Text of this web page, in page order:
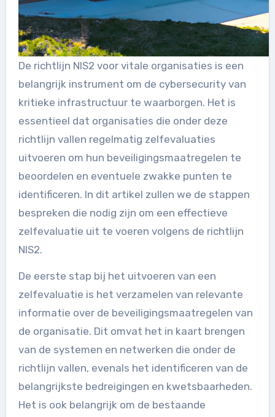
De richtlijn NIS2 voor vitale organisaties is een
belangrijk instrument om de cybersecurity van
kritieke infrastructuur te waarborgen. Het is
essentieel dat organisaties die onder deze
richtlijn vallen regelmatig zelfevaluaties
uitvoeren om hun beveiligingsmaatregelen te
beoordelen en eventuele zwakke punten te
identificeren. In dit artikel zullen we de stappen
bespreken die nodig zijn om een effectieve
zelfevaluatie uit te voeren volgens de richtlijn
NIS2.
De eerste stap bij het uitvoeren van een
zelfevaluatie is het verzamelen van relevante
informatie over de beveiligingsmaatregelen van
de organisatie. Dit omvat het in kaart brengen
van de systemen en netwerken die onder de
richtlijn vallen, evenals het identificeren van de
belangrijkste bedreigingen en kwetsbaarheden.
Het is ook belangrijk om de bestaande